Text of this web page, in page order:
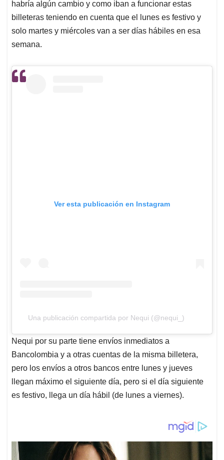
habría algún cambio y como iban a funcionar estas
billeteras teniendo en cuenta que el lunes es festivo y
solo martes y miércoles van a ser días hábiles en esa
semana.
Ver esta publicación en Instagram
Una publicación compartida por Nequi (@nequi_)
Nequi por su parte tiene envíos inmediatos a
Bancolombia y a otras cuentas de la misma billetera,
pero los envíos a otros bancos entre lunes y jueves
llegan máximo el siguiente día, pero si el día siguiente
es festivo, llega un día hábil (de lunes a viernes).